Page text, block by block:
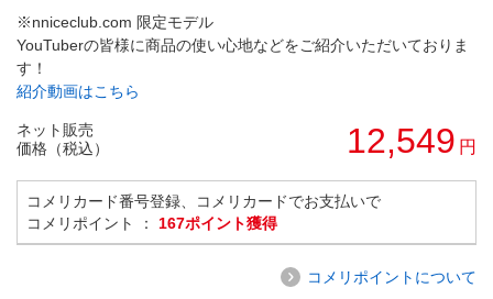
※nniceclub.com 限定モデル
YouTuberの皆様に商品の使い心地などをご紹介いただいておりま
す！
紹介動画はこちら
ネット販売
価格（税込）
12,549 円
コメリカード番号登録、コメリカードでお支払いで
コメリポイント ： 167ポイント獲得
コメリポイントについて